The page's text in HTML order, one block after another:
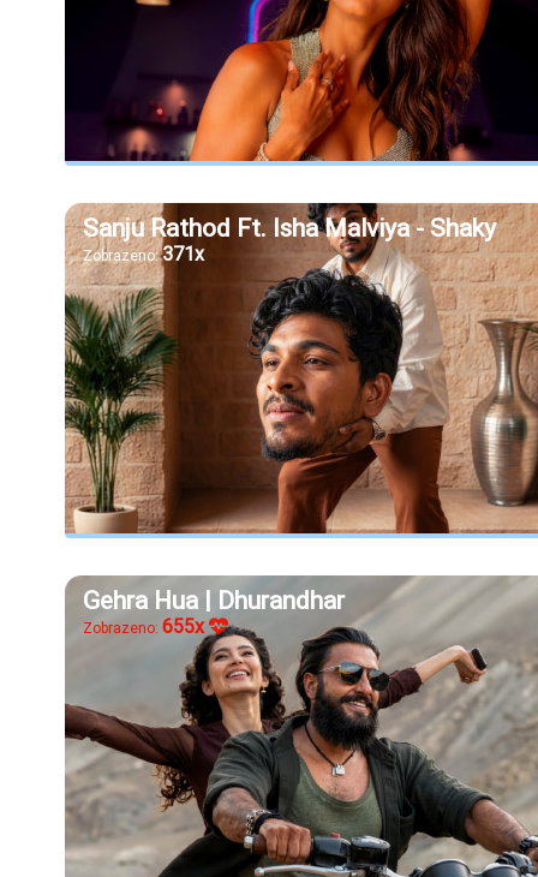
Sanju Rathod Ft. Isha Malviya - Shaky
Zobrazeno:371x
Gehra Hua | Dhurandhar
Zobrazeno: 655x